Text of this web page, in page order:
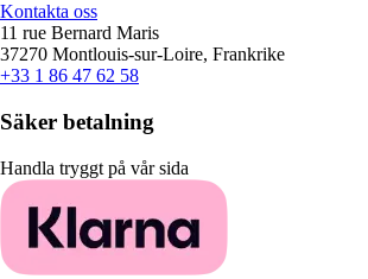
Kontakta oss
11 rue Bernard Maris
37270 Montlouis-sur-Loire, Frankrike
+33 1 86 47 62 58
Säker betalning
Handla tryggt på vår sida